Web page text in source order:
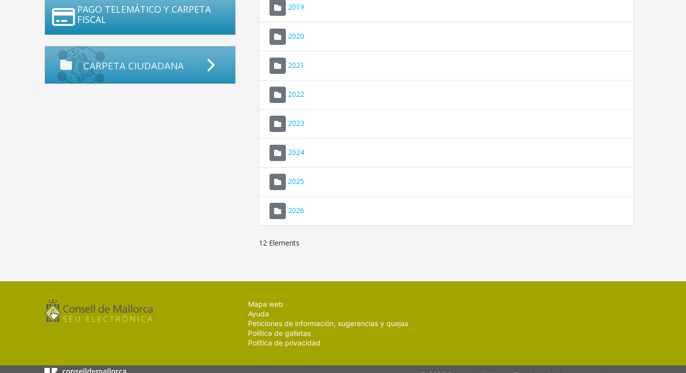
PAGO TELEMÁTICO Y CARPETA
FISCAL
CARPETA CIUDADANA
2019
2020
2021
2022
2023
2024
2025
2026
12 Elements
Mapa web
Ayuda
Peticiones de información, sugerencias y quejas
Política de galletas
Política de privacidad